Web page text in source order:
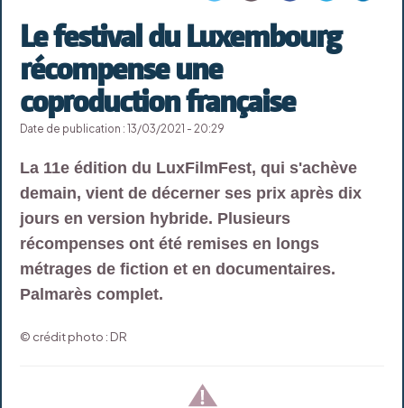
Le festival du Luxembourg
récompense une
coproduction française
Date de publication : 13/03/2021 - 20:29
La 11e édition du LuxFilmFest, qui s'achève
demain, vient de décerner ses prix après dix
jours en version hybride. Plusieurs
récompenses ont été remises en longs
métrages de fiction et en documentaires.
Palmarès complet.
© crédit photo : DR